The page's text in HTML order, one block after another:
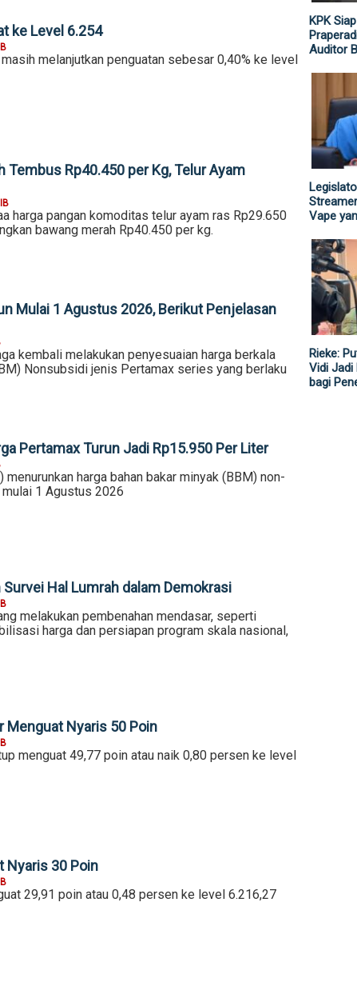
ke Level 6.254
melanjutkan penguatan sebesar 0,40% ke level
Tembus Rp40.450 per Kg, Telur Ayam
harga pangan komoditas telur ayam ras Rp29.650
bawang merah Rp40.450 per kg.
Mulai 1 Agustus 2026, Berikut Penjelasan
kembali melakukan penyesuaian harga berkala
Nonsubsidi jenis Pertamax series yang berlaku
Pertamax Turun Jadi Rp15.950 Per Liter
harga bahan bakar minyak (BBM) non-
1 Agustus 2026
Hal Lumrah dalam Demokrasi
melakukan pembenahan mendasar, seperti
harga dan persiapan program skala nasional,
Menguat Nyaris 50 Poin
menguat 49,77 poin atau naik 0,80 persen ke level
Nyaris 30 Poin
29,91 poin atau 0,48 persen ke level 6.216,27
KPK
Auditor
Vape
Rieke:
Vidi Jadi
bagi